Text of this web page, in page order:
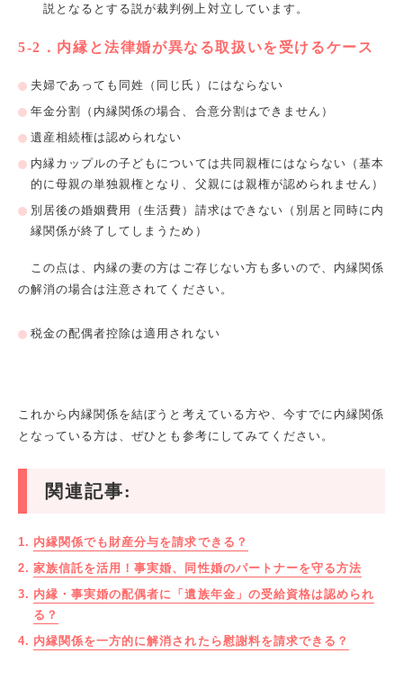
説となるとする説が裁判例上対立しています。
5-2 ．内縁と法律婚が異なる取扱いを受けるケース
夫婦であっても同姓（同じ氏）にはならない
年金分割（内縁関係の場合、合意分割はできません）
遺産相続権は認められない
内縁カップルの子どもについては共同親権にはならない（基本
的に母親の単独親権となり、父親には親権が認められません）
別居後の婚姻費用（生活費）請求はできない（別居と同時に内
縁関係が終了してしまうため）
この点は、内縁の妻の方はご存じない方も多いので、内縁関係
の解消の場合は注意されてください。
税金の配偶者控除は適用されない
これから内縁関係を結ぼうと考えている方や、今すでに内縁関係
となっている方は、ぜひとも参考にしてみてください。
関連記事:
内縁関係でも財産分与を請求できる？
家族信託を活用！事実婚、同性婚のパートナーを守る方法
内縁・事実婚の配偶者に「遺族年金」の受給資格は認められ
る？
内縁関係を一方的に解消されたら慰謝料を請求できる？